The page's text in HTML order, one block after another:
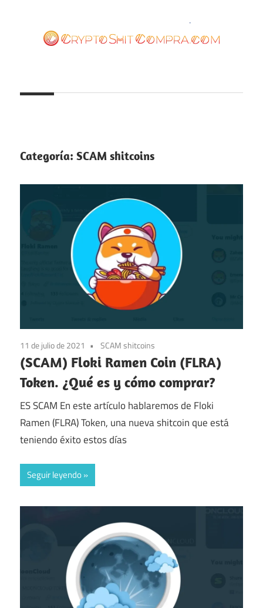
contenido
Categoría: SCAM shitcoins
11 de julio de 2021 SCAM shitcoins
(SCAM) Floki Ramen Coin (FLRA)
Token. ¿Qué es y cómo comprar?
ES SCAM En este artículo hablaremos de Floki
Ramen (FLRA) Token, una nueva shitcoin que está
teniendo éxito estos días
Seguir leyendo